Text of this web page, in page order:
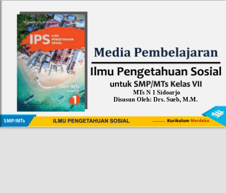
MTs N 1 Sidoarjo
Disusun Oleh: Drs. Sueb, M.M.